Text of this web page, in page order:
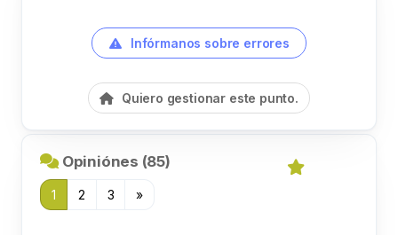
Infórmanos sobre errores
Quiero gestionar este punto.
Opiniónes (85)
1 2 3 »